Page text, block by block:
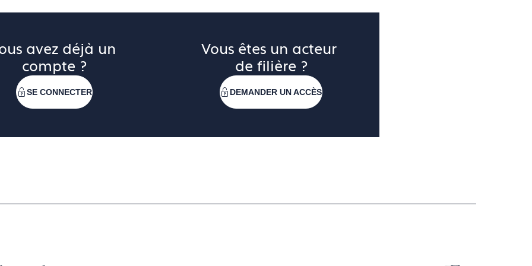
avez déjà un
compte ?
SE CONNECTER
Vous êtes un acteur
de filière ?
DEMANDER UN ACCÈS